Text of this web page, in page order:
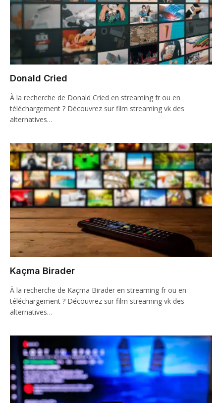
Donald Cried
À la recherche de Donald Cried en streaming fr ou en
téléchargement ? Découvrez sur film streaming vk des
alternatives…
Kaçma Birader
À la recherche de Kaçma Birader en streaming fr ou en
téléchargement ? Découvrez sur film streaming vk des
alternatives…